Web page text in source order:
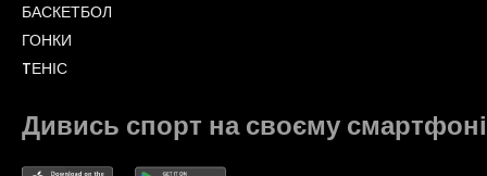
БАСКЕТБОЛ
ГОНКИ
TЕНІС
Дивись спорт на своєму смартфоні